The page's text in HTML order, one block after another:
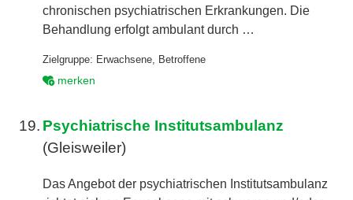
chronischen psychiatrischen Erkrankungen. Die
Behandlung erfolgt ambulant durch …
Zielgruppe: Erwachsene, Betroffene
merken
19. Psychiatrische Institutsambulanz
(Gleisweiler)
Das Angebot der psychiatrischen Institutsambulanz